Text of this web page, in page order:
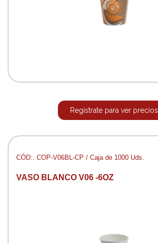
Regístrate para ver precios
CÓD:. COP-V06BL-CP / Caja de 1000 Uds.
VASO BLANCO V06 -6OZ